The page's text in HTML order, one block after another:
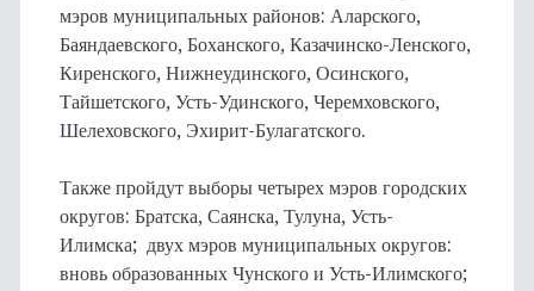
мэров муниципальных районов: Аларского,
Баяндаевского, Боханского, Казачинско-Ленского,
Киренского, Нижнеудинского, Осинского,
Тайшетского, Усть-Удинского, Черемховского,
Шелеховского, Эхирит-Булагатского.
Также пройдут выборы четырех мэров городских
округов: Братска, Саянска, Тулуна, Усть-
Илимска; двух мэров муниципальных округов:
вновь образованных Чунского и Усть-Илимского;